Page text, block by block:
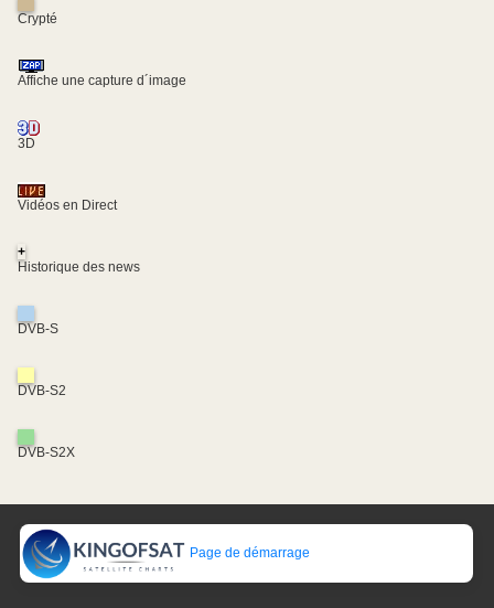
Crypté
Affiche une capture d´image
3D
Vidéos en Direct
+
Historique des news
DVB-S
DVB-S2
DVB-S2X
Page de démarrage